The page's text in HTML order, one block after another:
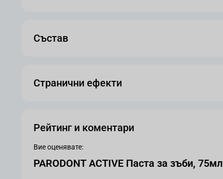
Състав
Странични ефекти
Рейтинг и коментари
Вие оценявате:
PARODONT ACTIVE Паста за зъби, 75мл